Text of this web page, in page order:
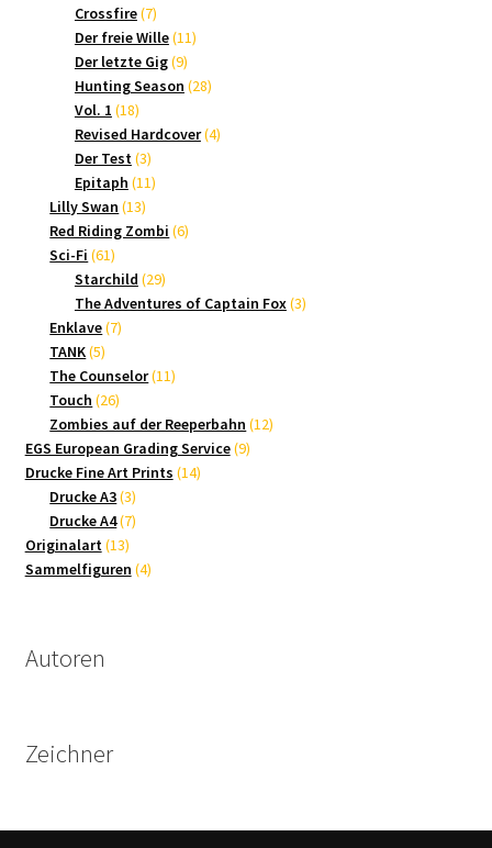
Crossfire 77
Produkte
Der freie Wille 1111
Der letzte Gig 99
Produkte
Hunting Season 2828
Vol. 1 1818
Produkte
Revised Hardcover 44
Der Test 33
Produkte
Epitaph 1111
Lilly Swan 1313
Produkte
Red Riding Zombi 66
Sci-Fi 6161
Produkte
Starchild 2929
Produkte
The Adventures of Captain Fox 33
Enklave 77
TANK 55
Produkte
The Counselor 1111
Touch 2626
Produkte
Zombies auf der Reeperbahn 1212
EGS European Grading Service 99
Drucke Fine Art Prints 1414
Drucke A3 33
Produkte
Drucke A4 77
Originalart 1313
Produkte
Sammelfiguren 44
Autoren
Zeichner